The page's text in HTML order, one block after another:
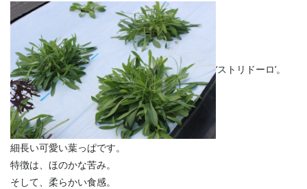
‘ストリドーロ’。
細長い可愛い葉っぱです。
特徴は、ほのかな苦み。
そして、柔らかい食感。